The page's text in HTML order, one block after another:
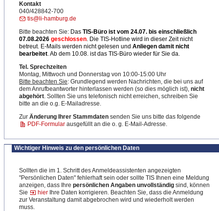
Kontakt
040/428842-700
tis@li-hamburg.de
Bitte beachten Sie: Das TIS-Büro ist vom 24.07. bis einschließlich
07.08.2026 geschlossen. Die TIS-Hotline wird in dieser Zeit nicht
betreut. E-Mails werden nicht gelesen und Anliegen damit nicht
bearbeitet. Ab dem 10.08. ist das TIS-Büro wieder für Sie da.
Tel. Sprechzeiten
Montag, Mittwoch und Donnerstag von 10:00-15:00 Uhr
Bitte beachten Sie: Grundlegend werden Nachrichten, die bei uns auf
dem Anrufbeantworter hinterlassen werden (so dies möglich ist), nicht
abgehört. Sollten Sie uns telefonisch nicht erreichen, schreiben Sie
bitte an die o.g. E-Mailadresse.
Zur Änderung Ihrer Stammdaten senden Sie uns bitte das folgende
PDF-Formular ausgefüllt an die o. g. E-Mail-Adresse.
Wichtiger Hinweis zu den persönlichen Daten
Sollten die im 1. Schritt des Anmeldeassistenten angezeigten
"Persönlichen Daten" fehlerhaft sein oder sollte TIS Ihnen eine Meldung
anzeigen, dass Ihre persönlichen Angaben unvollständig sind, können
Sie
hier Ihre Daten korrigieren. Beachten Sie, dass die Anmeldung
zur Veranstaltung damit abgebrochen wird und wiederholt werden
muss.